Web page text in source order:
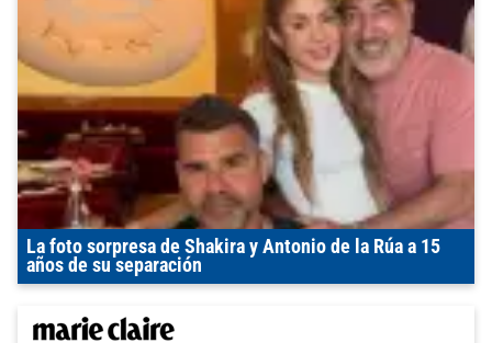
La foto sorpresa de Shakira y Antonio de la Rúa a 15
años de su separación